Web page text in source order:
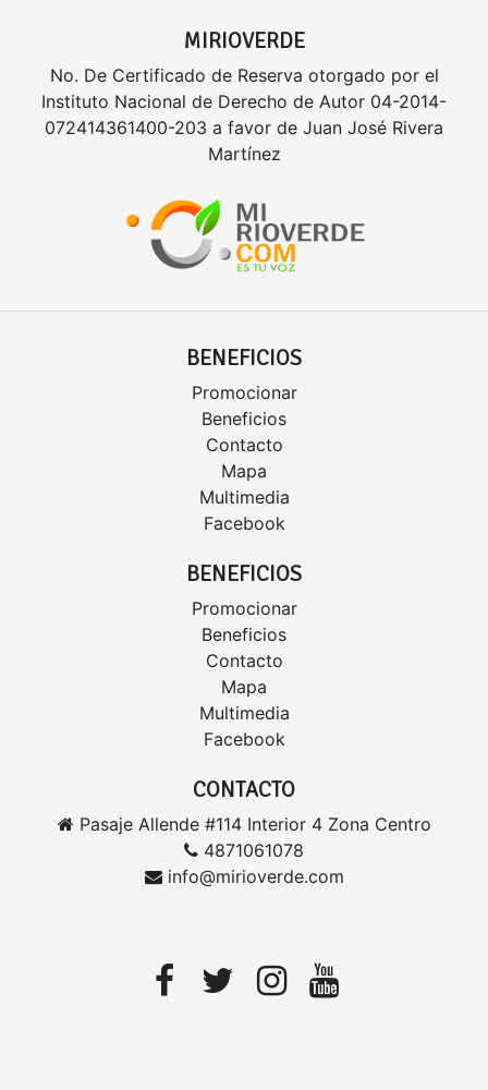
MIRIOVERDE
No. De Certificado de Reserva otorgado por el
Instituto Nacional de Derecho de Autor 04-2014-
072414361400-203 a favor de Juan José Rivera
Martínez
BENEFICIOS
Promocionar
Beneficios
Contacto
Mapa
Multimedia
Facebook
BENEFICIOS
Promocionar
Beneficios
Contacto
Mapa
Multimedia
Facebook
CONTACTO
Pasaje Allende #114 Interior 4 Zona Centro
4871061078
info@mirioverde.com